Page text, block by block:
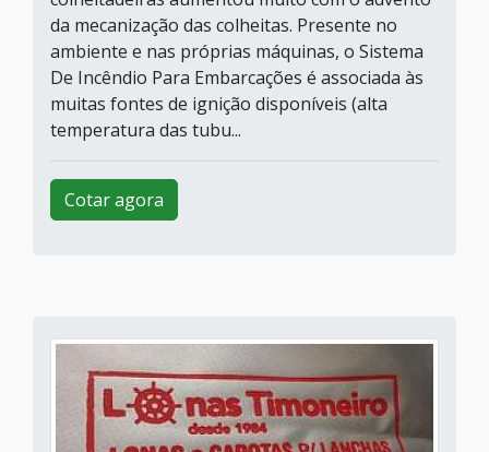
da mecanização das colheitas. Presente no
ambiente e nas próprias máquinas, o Sistema
De Incêndio Para Embarcações é associada às
muitas fontes de ignição disponíveis (alta
temperatura das tubu...
Cotar agora